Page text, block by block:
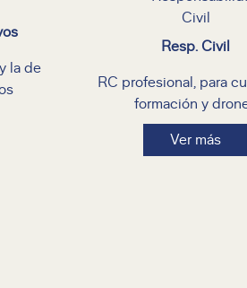
la de
Resp. Civil
RC profesional, para
formación y
Ver más